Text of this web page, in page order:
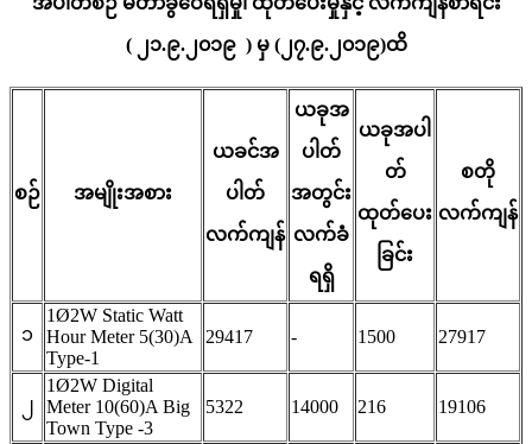
( ၂၁.၉.၂၀၁၉ ) မှ (၂၇.၉.၂၀၁၉)ထိ
စဉ် အမျိုးအစား
ယခင်အ
ပါတ်
လက်ကျန်
ယခုအ
ပါတ်
အတွင်း
လက်ခံ
ရရှိ
ယခုအပါ
တ်
ထုတ်ပေး
ခြင်း
စတို
လက်ကျန်
၁
1Ø2W Static Watt
Hour Meter 5(30)A
Type-1
29417 - 1500 27917
၂
1Ø2W Digital
Meter 10(60)A Big
Town Type -3
5322 14000 216 19106